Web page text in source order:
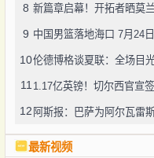
8
9 中国男篮落地海口 7月24
10伦德博格谈夏联：全场目
11 1.17亿英镑！切尔西官宣
12 阿斯报：巴萨为阿尔瓦雷
最新视频